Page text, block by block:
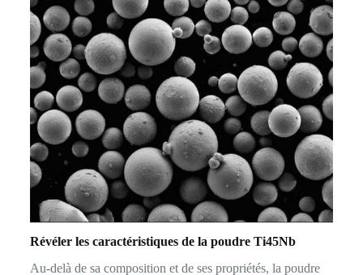
Révéler les caractéristiques de la poudre Ti45Nb
Au-delà de sa composition et de ses propriétés, la poudre